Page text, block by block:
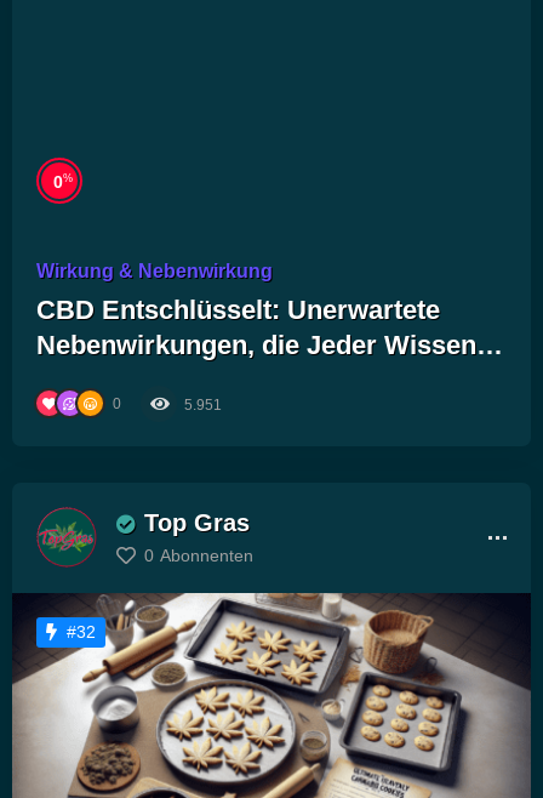
0%
Wirkung & Nebenwirkung
CBD Entschlüsselt: Unerwartete
Nebenwirkungen, die Jeder Wissen
0 5.951
Top Gras
0 Abonnenten
#32